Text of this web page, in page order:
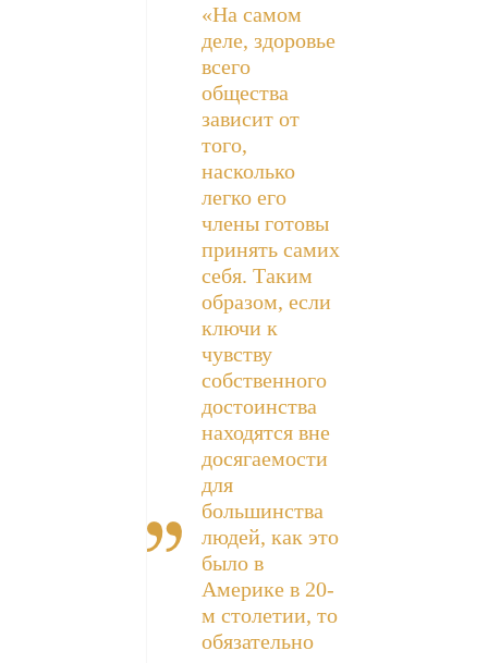
«На самом
деле, здоровье
всего
общества
зависит от
того,
насколько
легко его
члены готовы
принять самих
себя. Таким
образом, если
ключи к
чувству
собственного
достоинства
находятся вне
досягаемости
для
большинства
людей, как это
было в
Америке в 20-
м столетии, то
обязательно